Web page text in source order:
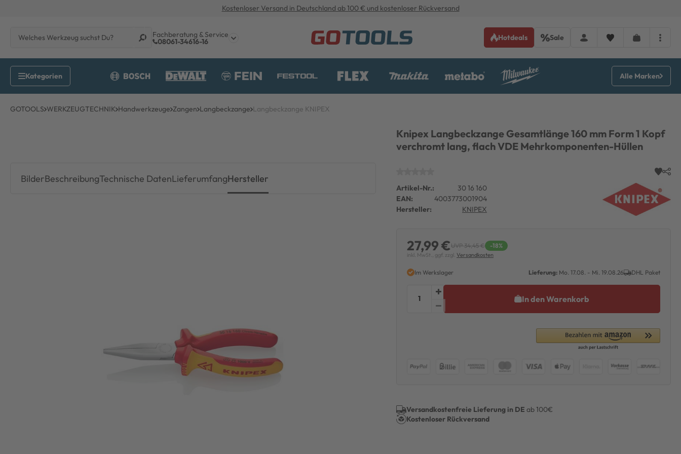
Kostenloser Versand in Deutschland ab 100 € und kostenloser Rückversand
Fachberatung & Service
08061-34616-16 Hotdeals Sale
Alle Marken
GOTOOLS WERKZEUGTECHNIK Handwerkzeuge Zangen Langbeckzange Langbeckzange KNIPEX
BilderBeschreibungTechnische DatenLieferumfangHersteller
Knipex Langbeckzange Gesamtlänge 160 mm Form 1 Kopf
verchromt lang, flach VDE Mehrkomponenten-Hüllen
Artikel-Nr.:
30 16 160
EAN:
4003773001904
Hersteller:
KNIPEX
27,99 €UVP 34,45 € -18%
inkl. MwSt., ggf. zzgl. Versandkosten
Im Werkslager Lieferung: Mo. 17.08. - Mi. 19.08.26 DHL Paket
In den Warenkorb
Versandkostenfreie Lieferung in DE ab 100€
Kostenloser Rückversand